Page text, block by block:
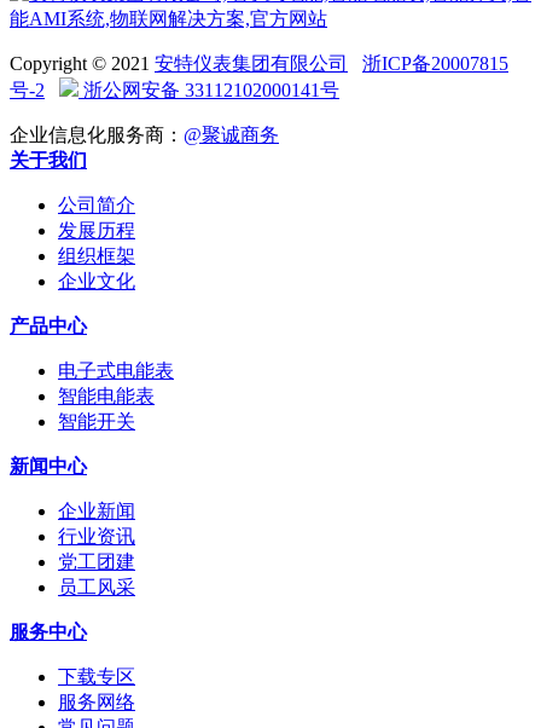
Copyright © 2021 安特仪表集团有限公司
浙ICP备20007815
号-2
浙公网安备 33112102000141号
企业信息化服务商： @聚诚商务
关于我们
公司简介
发展历程
组织框架
企业文化
产品中心
电子式电能表
智能电能表
智能开关
新闻中心
企业新闻
行业资讯
党工团建
员工风采
服务中心
下载专区
服务网络